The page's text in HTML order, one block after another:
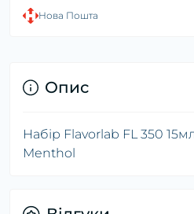
Нова Пошта
Опис
Набір Flavorlab FL 350
Menthol